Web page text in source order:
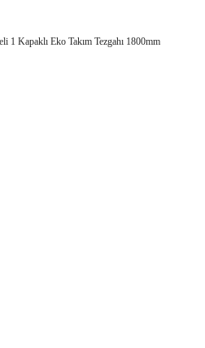
1 Kapaklı Eko Takım Tezgahı 1800mm